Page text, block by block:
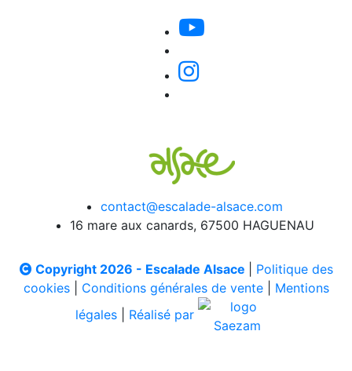
contact@escalade-alsace.com
16 mare aux canards, 67500 HAGUENAU
Copyright 2026 - Escalade Alsace
Politique des
cookies| Conditions générales de vente| Mentions
légales
Réalisé par